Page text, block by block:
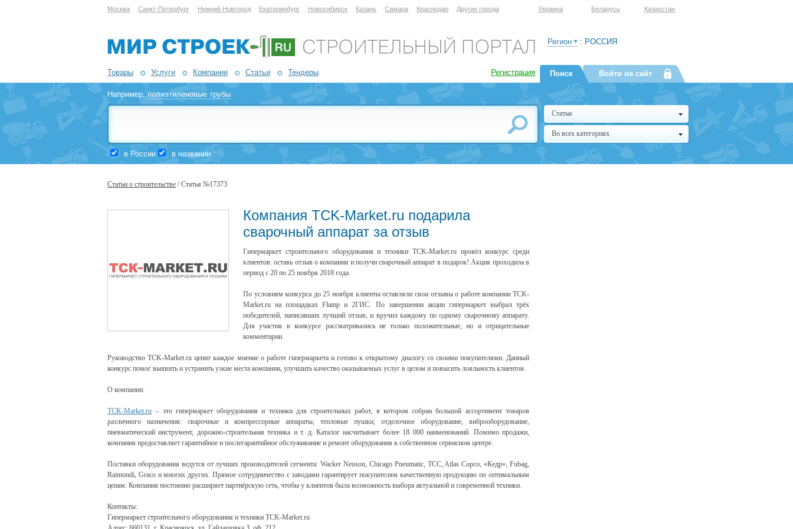
Москва Санкт-Петербург Нижний Новгород Екатеринбург Новосибирск Казань Самара Краснодар Другие города Украина Беларусь Казахстан
Товары Услуги Компании Статьи Тендеры Регистрация
Регион : РОССИЯ
Например,полиэтиленовые трубы
в России в названии
Поиск Войти на сайт
Статьи
Во всех категориях
Статьи о строительстве / Статья №17373
Компания TCK-Market.ru подарила
сварочный аппарат за отзыв
Гипермаркет строительного оборудования и техники TCK-Market.ru провёл конкурс среди
клиентов: оставь отзыв о компании и получи сварочный аппарат в подарок! Акция проходила в
период с 20 по 25 ноября 2018 года.
По условиям конкурса до 25 ноября клиенты оставляли свои отзывы о работе компании TCK-
Market.ru на площадках Flamp и 2ГИС. По завершении акции гипермаркет выбрал трёх
победителей, написавших лучший отзыв, и вручил каждому по одному сварочному аппарату.
Для участия в конкурсе рассматривались не только положительные, но и отрицательные
комментарии.
Руководство TCK-Market.ru ценит каждое мнение о работе гипермаркета и готово к открытому диалогу со своими покупателями. Данный
конкурс помог выявить и устранить узкие места компании, улучшить качество оказываемых услуг в целом и повысить лояльность клиентов.
О компании:
TCK-Market.ru – это гипермаркет оборудования и техники для строительных работ, в котором собран большой ассортимент товаров
различного назначения: сварочные и компрессорные аппараты, тепловые пушки, отделочное оборудование, виброоборудование,
пневматический инструмент, дорожно-строительная техника и т. д. Каталог насчитывает более 18 000 наименований. Помимо продажи,
компания предоставляет гарантийное и послегарантийное обслуживание и ремонт оборудования в собственном сервисном центре.
Поставки оборудования ведутся от лучших производителей сегмента: Wacker Neuson, Chicago Pneumatic, TCC, Atlas Copco, «Кедр», Fubag,
Raimondi, Graco и многих других. Прямое сотрудничество с заводами гарантирует покупателям качественную продукцию по оптимальным
ценам. Компания постоянно расширяет партнёрскую сеть, чтобы у клиентов была возможность выбора актуальной и современной техники.
Контакты:
Гипермаркет строительного оборудования и техники TCK-Market.ru